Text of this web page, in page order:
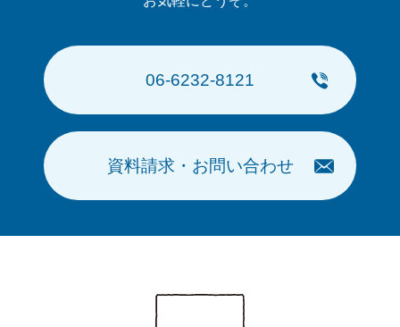
06-6232-8121
資料請求・お問い合わせ